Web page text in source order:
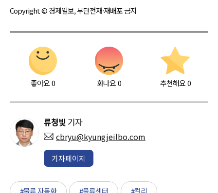
Copyright © 경제일보, 무단전재·재배포 금지
좋아요0 화나요0 추천해요 0
류청빛 기자
cbryu@kyungjeilbo.com
기자페이지